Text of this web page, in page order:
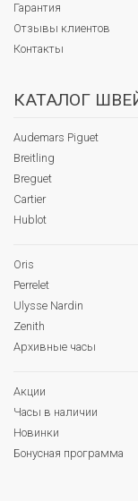
Гарантия
Отзывы клиентов
Контакты
КАТАЛОГ
Audemars Piguet
Breitling
Breguet
Cartier
Hublot
Oris
Perrelet
Ulysse Nardin
Zenith
Архивные часы
Акции
Часы в наличии
Новинки
Бонусная программа